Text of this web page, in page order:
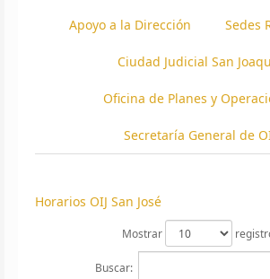
Apoyo a la Dirección Sedes
Ciudad Judicial San
Oficina de Planes y
Secretaría General de
Horarios OIJ San José
Mostrar
Buscar: